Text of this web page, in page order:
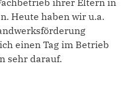
ihrer Eltern in
Heute haben wir u.a.
einen Tag im Betrieb
sehr darauf.